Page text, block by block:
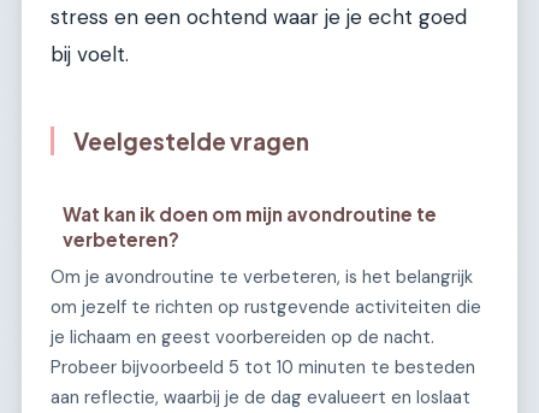
stress en een ochtend waar je je echt goed
bij voelt.
Veelgestelde vragen
Wat kan ik doen om mijn avondroutine te
verbeteren?
Om je avondroutine te verbeteren, is het belangrijk
om jezelf te richten op rustgevende activiteiten die
je lichaam en geest voorbereiden op de nacht.
Probeer bijvoorbeeld 5 tot 10 minuten te besteden
aan reflectie, waarbij je de dag evalueert en loslaat